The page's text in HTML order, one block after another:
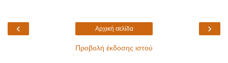
‹ ›
Αρχική σελίδα
Προβολή έκδοσης ιστού